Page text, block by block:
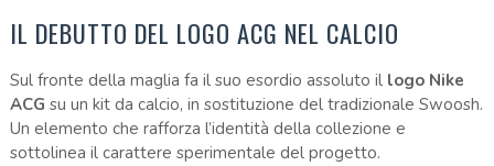
IL DEBUTTO DEL LOGO ACG NEL CALCIO
Sul fronte della maglia fa il suo esordio assoluto il logo Nike
ACG su un kit da calcio, in sostituzione del tradizionale Swoosh.
Un elemento che rafforza l’identità della collezione e
sottolinea il carattere sperimentale del progetto.